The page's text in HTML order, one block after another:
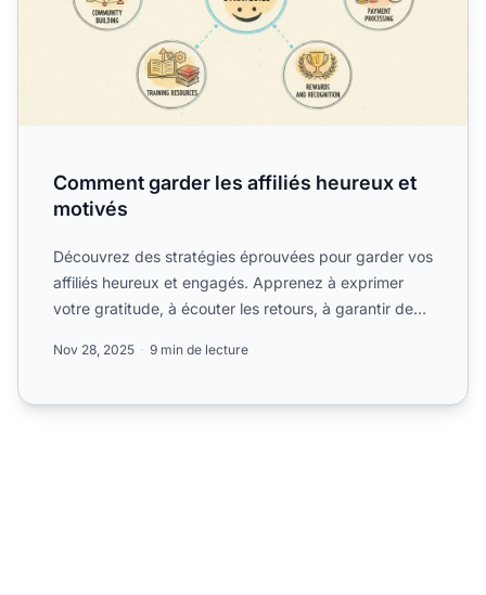
Comment garder les affiliés heureux et
motivés
Découvrez des stratégies éprouvées pour garder vos
affiliés heureux et engagés. Apprenez à exprimer
votre gratitude, à écouter les retours, à garantir des
Nov 28, 2025 9 min de lecture